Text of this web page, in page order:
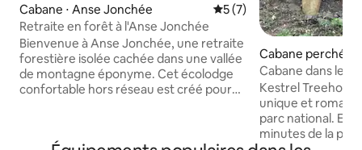
Cabane ⋅ Anse Jonchée Évaluation moyenne sur
5 (7)
Retraite en forêt à l'Anse Jonchée
Bienvenue à Anse Jonchée, une retraite
forestière isolée cachée dans une vallée
de montagne éponyme. Cet écolodge
confortable hors réseau est créé pour
Cabane perchée
oire
Cabane dans les
proximité de la
Kestrel
unique et
parc national.
minutes de la